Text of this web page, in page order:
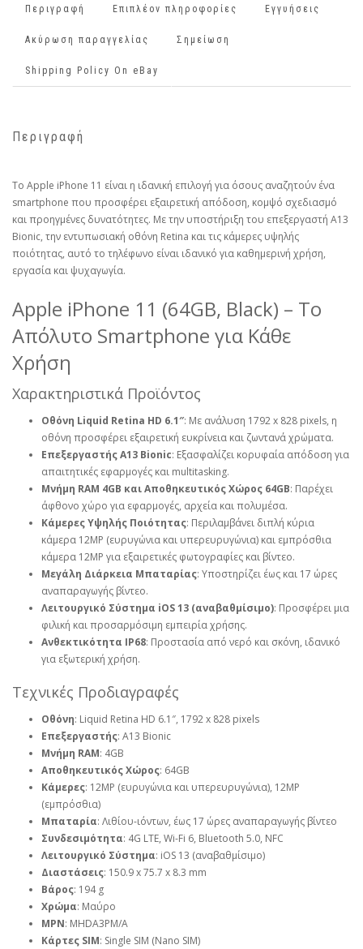
Περιγραφή Επιπλέον πληροφορίες Εγγυήσεις
Ακύρωση παραγγελίας Σημείωση
Shipping Policy On eBay
Περιγραφή
Το Apple iPhone 11 είναι η ιδανική επιλογή για όσους αναζητούν ένα
smartphone που προσφέρει εξαιρετική απόδοση, κομψό σχεδιασμό
και προηγμένες δυνατότητες. Με την υποστήριξη του επεξεργαστή A13
Bionic, την εντυπωσιακή οθόνη Retina και τις κάμερες υψηλής
ποιότητας, αυτό το τηλέφωνο είναι ιδανικό για καθημερινή χρήση,
εργασία και ψυχαγωγία.
Apple iPhone 11 (64GB, Black) – Το
Απόλυτο Smartphone για Κάθε
Χρήση
Χαρακτηριστικά Προϊόντος
Οθόνη Liquid Retina HD 6.1″: Με ανάλυση 1792 x 828 pixels, η
οθόνη προσφέρει εξαιρετική ευκρίνεια και ζωντανά χρώματα.
Επεξεργαστής A13 Bionic: Εξασφαλίζει κορυφαία απόδοση για
απαιτητικές εφαρμογές και multitasking.
Μνήμη RAM 4GB και Αποθηκευτικός Χώρος 64GB: Παρέχει
άφθονο χώρο για εφαρμογές, αρχεία και πολυμέσα.
Κάμερες Υψηλής Ποιότητας: Περιλαμβάνει διπλή κύρια
κάμερα 12MP (ευρυγώνια και υπερευρυγώνια) και εμπρόσθια
κάμερα 12MP για εξαιρετικές φωτογραφίες και βίντεο.
Μεγάλη Διάρκεια Μπαταρίας: Υποστηρίζει έως και 17 ώρες
αναπαραγωγής βίντεο.
Λειτουργικό Σύστημα iOS 13 (αναβαθμίσιμο): Προσφέρει μια
φιλική και προσαρμόσιμη εμπειρία χρήσης.
Ανθεκτικότητα IP68: Προστασία από νερό και σκόνη, ιδανικό
για εξωτερική χρήση.
Τεχνικές Προδιαγραφές
Οθόνη: Liquid Retina HD 6.1″, 1792 x 828 pixels
Επεξεργαστής: A13 Bionic
Μνήμη RAM: 4GB
Αποθηκευτικός Χώρος: 64GB
Κάμερες: 12MP (ευρυγώνια και υπερευρυγώνια), 12MP
(εμπρόσθια)
Μπαταρία: Λιθίου-ιόντων, έως 17 ώρες αναπαραγωγής βίντεο
Συνδεσιμότητα: 4G LTE, Wi-Fi 6, Bluetooth 5.0, NFC
Λειτουργικό Σύστημα: iOS 13 (αναβαθμίσιμο)
Διαστάσεις: 150.9 x 75.7 x 8.3 mm
Βάρος: 194 g
Χρώμα: Μαύρο
MPN: MHDA3PM/A
Κάρτες SIM: Single SIM (Nano SIM)